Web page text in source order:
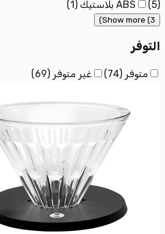
(
5
) ABS بلاستيك (
1
)
Show more (3)
التوفر
متوفر (
74
) غير متوفر (
69
)